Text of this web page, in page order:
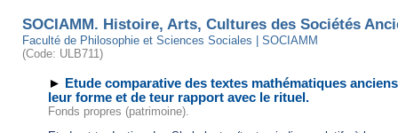
SOCIAMM. Histoire, Arts, Cultures des Sociétés
Faculté de Philosophie et Sciences Sociales | SOCIAMM
(Code: ULB711)
►
Etude comparative des textes mathématiques
leur forme et de teur rapport avec le rituel.
Fonds propres (patrimoine).